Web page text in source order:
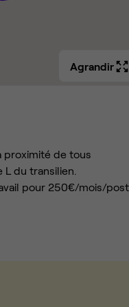
Agrandir
proximité de tous
du transilien.
pour 250€/mois/
un cadre